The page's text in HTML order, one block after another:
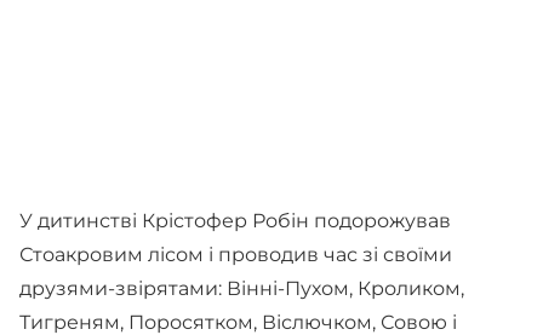
У дитинстві Крістофер Робін подорожував
Стоакровим лісом і проводив час зі своїми
друзями-звірятами: Вінні-Пухом, Кроликом,
Тигреням, Поросятком, Віслючком, Совою і